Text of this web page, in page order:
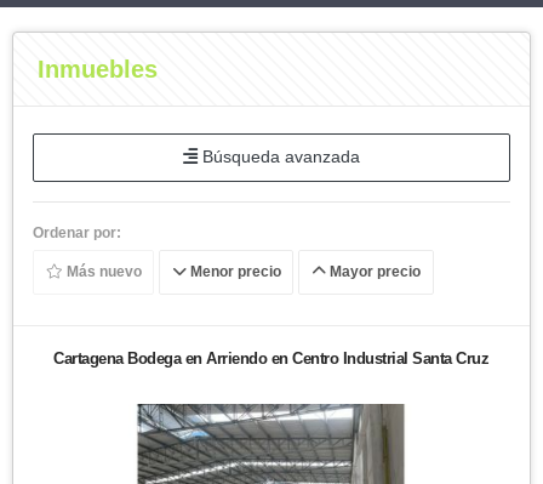
Inmuebles
Búsqueda avanzada
Ordenar por:
Más nuevo Menor precio Mayor precio
Cartagena Bodega en Arriendo en Centro Industrial Santa Cruz